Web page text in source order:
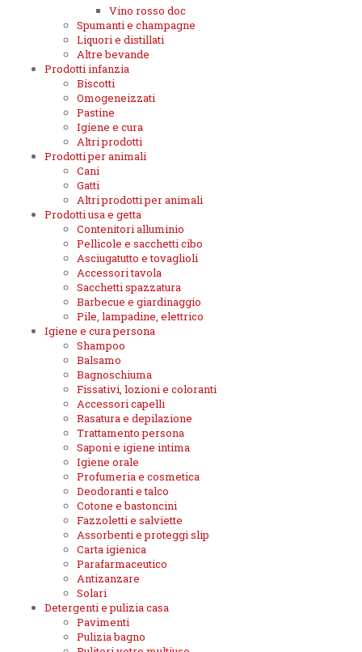
Vino rosso doc
Spumanti e champagne
Liquori e distillati
Altre bevande
Prodotti infanzia
Biscotti
Omogeneizzati
Pastine
Igiene e cura
Altri prodotti
Prodotti per animali
Cani
Gatti
Altri prodotti per animali
Prodotti usa e getta
Contenitori alluminio
Pellicole e sacchetti cibo
Asciugatutto e tovaglioli
Accessori tavola
Sacchetti spazzatura
Barbecue e giardinaggio
Pile, lampadine, elettrico
Igiene e cura persona
Shampoo
Balsamo
Bagnoschiuma
Fissativi, lozioni e coloranti
Accessori capelli
Rasatura e depilazione
Trattamento persona
Saponi e igiene intima
Igiene orale
Profumeria e cosmetica
Deodoranti e talco
Cotone e bastoncini
Fazzoletti e salviette
Assorbenti e proteggi slip
Carta igienica
Parafarmaceutico
Antizanzare
Solari
Detergenti e pulizia casa
Pavimenti
Pulizia bagno